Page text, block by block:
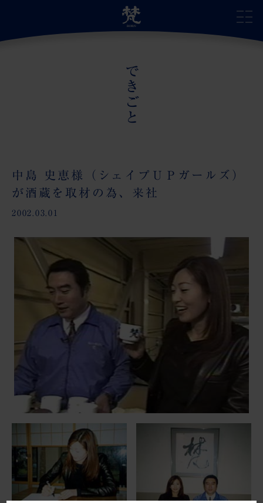
サイトトップ
自慢の日本酒
蔵の受賞歴
最近のできごと
お問い合わせ
できごと
中島 史恵様（シェイプＵＰガールズ）
が酒蔵を取材の為、来社
2002.03.01